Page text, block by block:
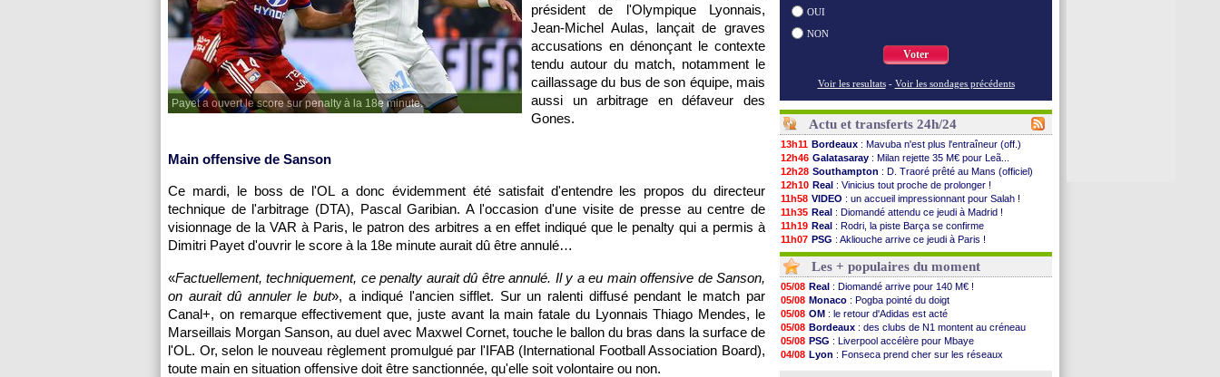
Payet a ouvert le score sur penalty à la 18e minute.
président de l'Olympique Lyonnais,
Jean-Michel Aulas, lançait de graves
accusations en dénonçant le contexte
tendu autour du match, notamment le
caillassage du bus de son équipe, mais
aussi un arbitrage en défaveur des
Gones.
Main offensive de Sanson
Ce mardi, le boss de l'OL a donc évidemment été satisfait d'entendre les propos du directeur
technique de l'arbitrage (DTA), Pascal Garibian. A l'occasion d'une visite de presse au centre de
visionnage de la VAR à Paris, le patron des arbitres a en effet indiqué que le penalty qui a permis à
Dimitri Payet d'ouvrir le score à la 18e minute aurait dû être annulé…
«Factuellement, techniquement, ce penalty aurait dû être annulé. Il y a eu main offensive de Sanson,
on aurait dû annuler le but», a indiqué l'ancien sifflet. Sur un ralenti diffusé pendant le match par
Canal+, on remarque effectivement que, juste avant la main fatale du Lyonnais Thiago Mendes, le
Marseillais Morgan Sanson, au duel avec Maxwel Cornet, touche le ballon du bras dans la surface de
l'OL. Or, selon le nouveau règlement promulgué par l'IFAB (International Football Association Board),
toute main en situation offensive doit être sanctionnée, qu'elle soit volontaire ou non.
OUI
NON
Voter
Voir les resultats - Voir les sondages précédents
Actu et transferts 24h/24
13h11 Bordeaux : Mavuba n'est plus l'entraîneur (off.)
12h46 Galatasaray : Milan rejette 35 M€ pour Leã...
12h28 Southampton : D. Traoré prêté au Mans (officiel)
12h10 Real : Vinicius tout proche de prolonger !
11h58 VIDEO : un accueil impressionnant pour Salah !
11h35 Real : Diomandé attendu ce jeudi à Madrid !
11h19 Real : Rodri, la piste Barça se confirme
11h07 PSG : Akliouche arrive ce jeudi à Paris !
10h53 Médias: la Liga quitte beIN Sports !
10h36
PSG : pas d'inquiétude pour Rafael Pol
10h13 Real: ça se complique pour Rodri !
09h51
Barça: Ferran Torres donne son feu vert au ...
09h32
FIFA: des excuses après le projet
09h11
Abha : c'est fait pour Fekir (officiel)
08h57
Real: réponse imminente de Vinicius
08h39
Arsenal : Nørgaard transféré à Everton (off.)
08h22
Al-Ahli : Deschamps a discuté !
Les + populaires du moment
05/08 Real : Diomandé arrive pour 140 M€ !
05/08 Monaco : Pogba pointé du doigt
05/08 OM : le retour d'Adidas est acté
05/08 Bordeaux : des clubs de N1 montent au créneau
05/08 PSG : Liverpool accélère pour Mbaye
04/08 Lyon : Fonseca prend cher sur les réseaux